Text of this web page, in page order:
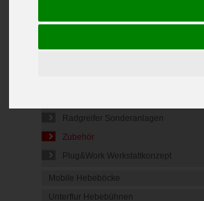
Radgreifer Typ RG 2HD C400
Radgreifer Sonderanlagen
Zubehör
Plug&Work Werkstattkonzept
Mobile Hebeböcke
Unterflur Hebebühnen